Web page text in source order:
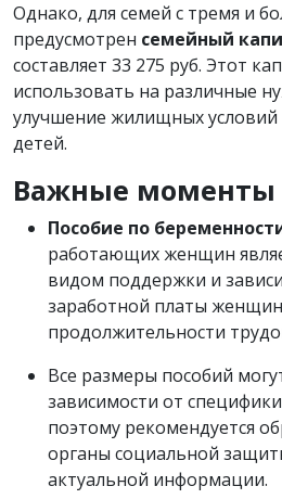
Однако, для семей с тремя и
предусмотрен семейный
составляет 33 275 руб. Этот
использовать на различные
улучшение жилищных условий
детей.
Важные моменты
Пособие по
работающих женщин
видом поддержки и
заработной платы
продолжительности
Все размеры пособий
зависимости от
поэтому рекомендуется
органы социальной
актуальной информации.